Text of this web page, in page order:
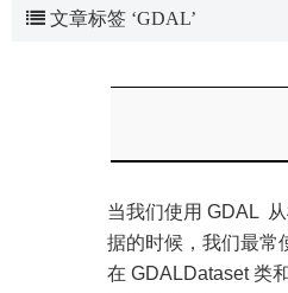
文章标签 ‘GDAL’
当我们使用 GDAL
据的时候，我们最常
在 GDALDataset 类